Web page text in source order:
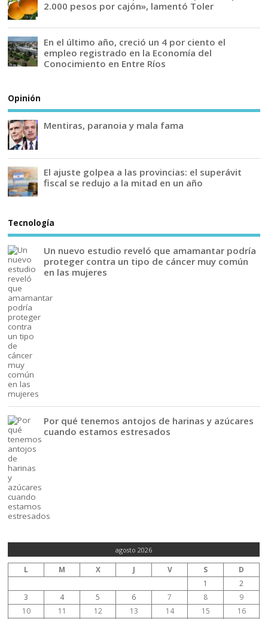
2.000 pesos por cajón», lamentó Toler
En el último año, creció un 4 por ciento el
empleo registrado en la Economía del
Conocimiento en Entre Ríos
Opinión
Mentiras, paranoia y mala fama
El ajuste golpea a las provincias: el superávit
fiscal se redujo a la mitad en un año
Tecnología
Un nuevo estudio reveló que amamantar podría
proteger contra un tipo de cáncer muy común
en las mujeres
Por qué tenemos antojos de harinas y azúcares
cuando estamos estresados
agosto 2026
L M X J V S
D
1
2
3
4 5 6 7 8
9
10
11 12 13 14 15 16